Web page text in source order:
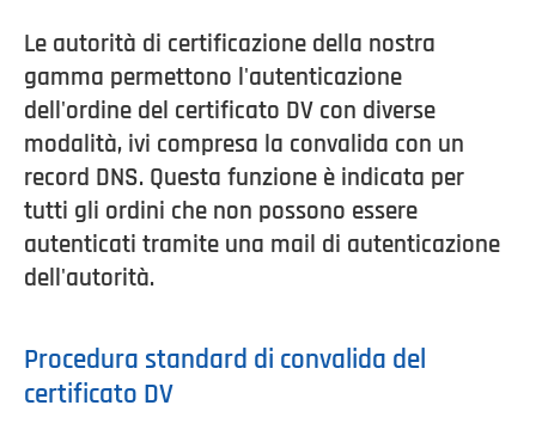
Le autorità di certificazione della nostra
gamma permettono l'autenticazione
dell'ordine del certificato DV con diverse
modalità, ivi compresa la convalida con un
record DNS. Questa funzione è indicata per
tutti gli ordini che non possono essere
autenticati tramite una mail di autenticazione
dell'autorità.
Procedura standard di convalida del
certificato DV